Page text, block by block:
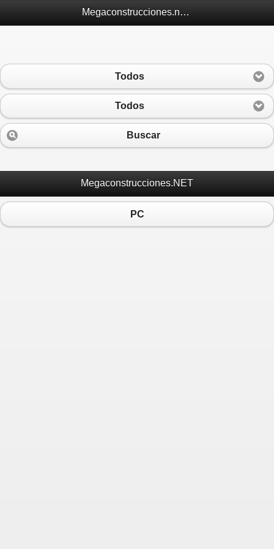
Megaconstrucciones.net Móvil
Todos
Todos
Buscar
Megaconstrucciones.NET
PC